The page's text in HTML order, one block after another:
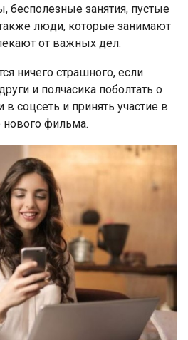
бесполезные занятия, пустые
люди, которые занимают
от важных дел.
ничего страшного, если
и полчасика поболтать о
в соцсеть и принять участие в
нового фильма.